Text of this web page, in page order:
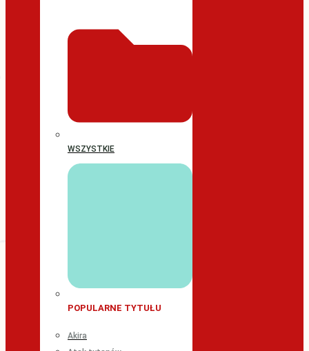
WSZYSTKIE
POPULARNE TYTUŁU
Akira